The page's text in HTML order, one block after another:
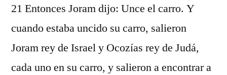
21 Entonces Joram dijo: Unce el carro. Y
cuando estaba uncido su carro, salieron
Joram rey de Israel y Ocozías rey de Judá,
cada uno en su carro, y salieron a encontrar a